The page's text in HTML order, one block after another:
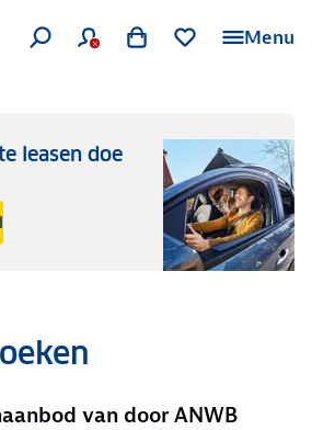
Menu
leasen doe
van door ANWB